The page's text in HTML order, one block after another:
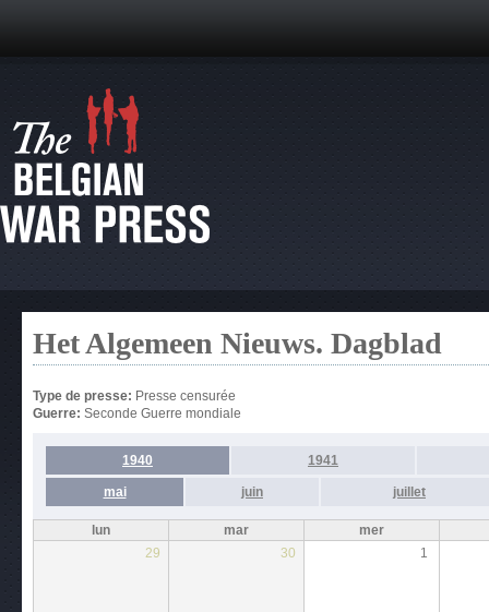
Het Algemeen Nieuws. Dagblad
Type de presse: Presse censurée
Guerre: Seconde Guerre mondiale
1940 1941
mai juin juillet
lun mar
mer
29
30 1